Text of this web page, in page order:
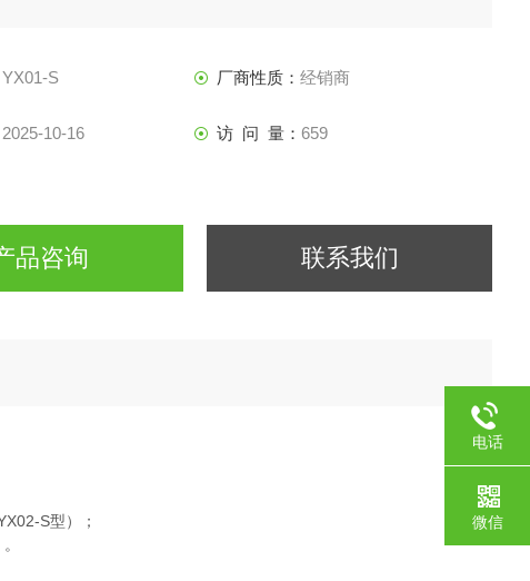
YX01-S 厂商性质：经销商
2025-10-16 访 问 量：659
品咨询 联系我们
S型）；
电话
微信